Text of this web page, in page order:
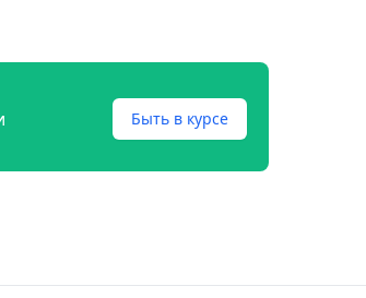
Быть в курсе